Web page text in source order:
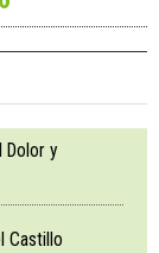
Dolor y
Castillo